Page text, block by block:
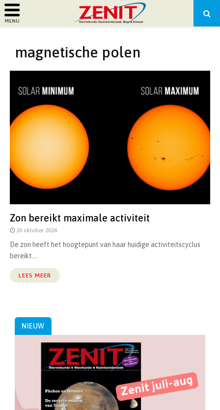
PRIMARY
MENU
magnetische polen
Zon bereikt maximale activiteit
20 oktober 2024
De zon heeft het hoogtepunt van haar huidige activiteitscyclus
bereikt....
LEES MEER
NIEUW